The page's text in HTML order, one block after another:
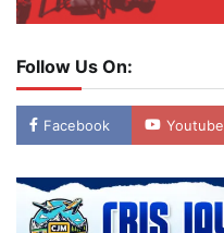
Follow Us On:
Facebook Youtube